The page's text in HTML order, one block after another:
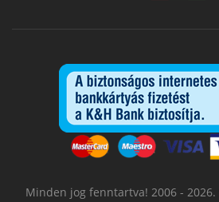
Minden jog fenntartva! 2006 -